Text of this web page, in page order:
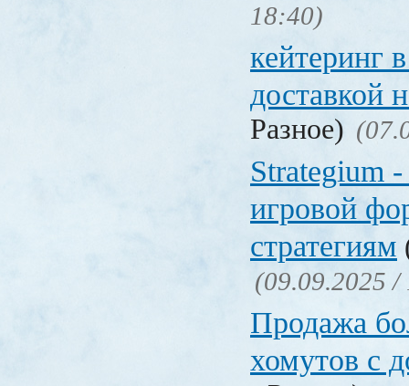
18:40)
кейтеринг
доставкой
Разное)
Strategium
игровой
стратегиям
(09.09.2025 /
Продажа
хомутов с